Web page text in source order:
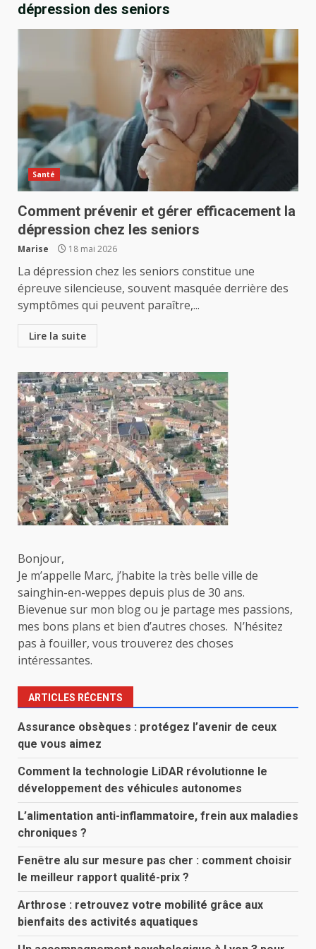
dépression des seniors
Santé
Comment prévenir et gérer efficacement la
dépression chez les seniors
Marise 18 mai 2026
La dépression chez les seniors constitue une
épreuve silencieuse, souvent masquée derrière des
symptômes qui peuvent paraître,...
Lire la suite
Bonjour,
Je m’appelle Marc, j’habite la très belle ville de
sainghin-en-weppes depuis plus de 30 ans.
Bievenue sur mon blog ou je partage mes passions,
mes bons plans et bien d’autres choses. N’hésitez
pas à fouiller, vous trouverez des choses
intéressantes.
ARTICLES RÉCENTS
Assurance obsèques : protégez l’avenir de ceux
que vous aimez
Comment la technologie LiDAR révolutionne le
développement des véhicules autonomes
L’alimentation anti-inflammatoire, frein aux maladies
chroniques ?
Fenêtre alu sur mesure pas cher : comment choisir
le meilleur rapport qualité-prix ?
Arthrose : retrouvez votre mobilité grâce aux
bienfaits des activités aquatiques